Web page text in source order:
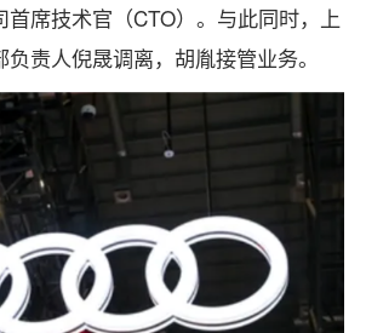
首席技术官（CTO）。与此同时，上
责人倪晟调离，胡胤接管业务。